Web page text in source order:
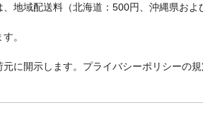
地域配送料（北海道：500円、沖縄県お
。
に開示します。プライバシーポリシーの規